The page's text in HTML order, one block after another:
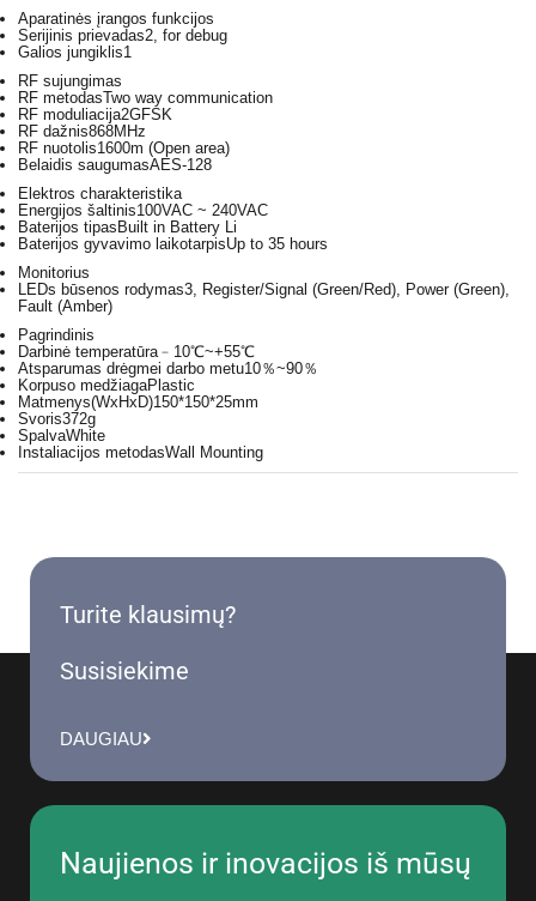
Aparatinės įrangos funkcijos
Serijinis prievadas2, for debug
Galios jungiklis1
RF sujungimas
RF metodasTwo way communication
RF moduliacija2GFSK
RF dažnis868MHz
RF nuotolis1600m (Open area)
Belaidis saugumasAES-128
Elektros charakteristika
Energijos šaltinis100VAC ~ 240VAC
Baterijos tipasBuilt in Battery Li
Baterijos gyvavimo laikotarpisUp to 35 hours
Monitorius
LEDs būsenos rodymas3, Register/Signal (Green/Red), Power (Green),
Fault (Amber)
Pagrindinis
Darbinė temperatūra ﹣10℃~+55℃
Atsparumas drėgmei darbo metu10％~90％
Korpuso medžiagaPlastic
Matmenys(WxHxD)150*150*25mm
Svoris372g
SpalvaWhite
Instaliacijos metodasWall Mounting
Turite klausimų?
Susisiekime
DAUGIAU
Naujienos ir inovacijos iš mūsų